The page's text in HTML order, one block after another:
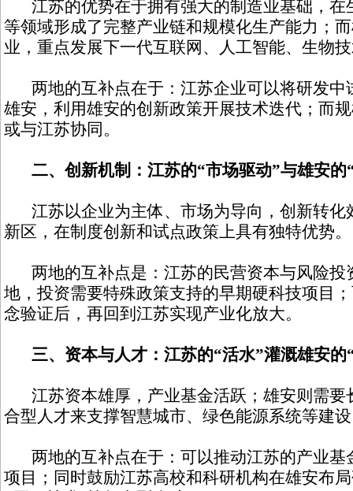
江苏的优势在于拥有强大的制造业基础，在
等领域形成了完整产业链和规模化生产能力；
业，重点发展下一代互联网、人工智能、生物
两地的互补点在于：江苏企业可以将研发中
雄安，利用雄安的创新政策开展技术迭代；而
或与江苏协同。
二、创新机制：江苏的“市场驱动”与雄安的
江苏以企业为主体、市场为导向，创新转化
新区，在制度创新和试点政策上具有独特优势。
两地的互补点是：江苏的民营资本与风险投
地，投资需要特殊政策支持的早期硬科技项目
念验证后，再回到江苏实现产业化放大。
三、资本与人才：江苏的“活水”灌溉雄安的
江苏资本雄厚，产业基金活跃；雄安则需要
合型人才来支撑智慧城市、绿色能源系统等建
两地的互补点在于：可以推动江苏的产业基
项目；同时鼓励江苏高校和科研机构在雄安布